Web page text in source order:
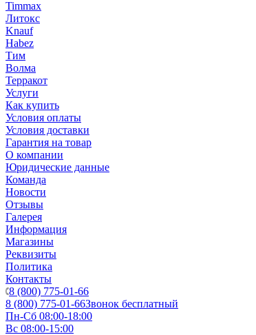
Timmax
Литокс
Knauf
Habez
Тим
Волма
Терракот
Услуги
Как купить
Условия оплаты
Условия доставки
Гарантия на товар
О компании
Юридические данные
Команда
Новости
Отзывы
Галерея
Информация
Магазины
Реквизиты
Политика
Контакты
8 (800) 775-01-66
8 (800) 775-01-66Звонок бесплатный
Пн-Сб 08:00-18:00
Вс 08:00-15:00